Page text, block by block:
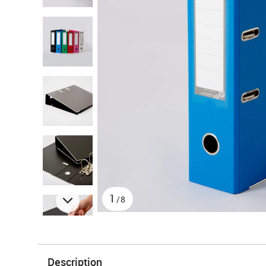
1 /8
Description